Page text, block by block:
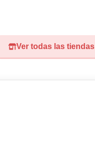
Ver todas las tiendas